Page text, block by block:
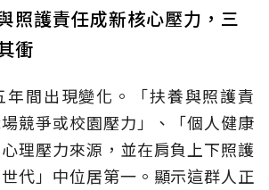
照護責任成新核心壓力，三
衝
年間出現變化。「扶養與照護責
競爭或校園壓力」、「個人健康
理壓力來源，並在肩負上下照護
代」中位居第一。顯示這群人正